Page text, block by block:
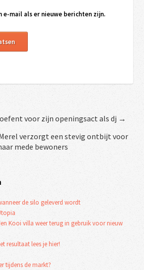
e-mail als er nieuwe berichten zijn.
voor zijn openingsact als dj →
verzorgt een stevig ontbijt voor
mede bewoners
de silo geleverd wordt
Kooi villa weer terug in gebruik voor nieuw
resultaat lees je hier!
tijdens de markt?